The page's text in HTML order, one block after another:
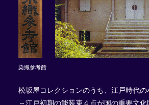
染織参考館
松坂屋コレクションのうち、江戸時代
～江戸初期の能装束４点が国の重要文